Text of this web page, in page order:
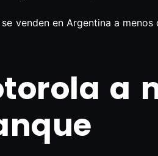
venden en Argentina a
a